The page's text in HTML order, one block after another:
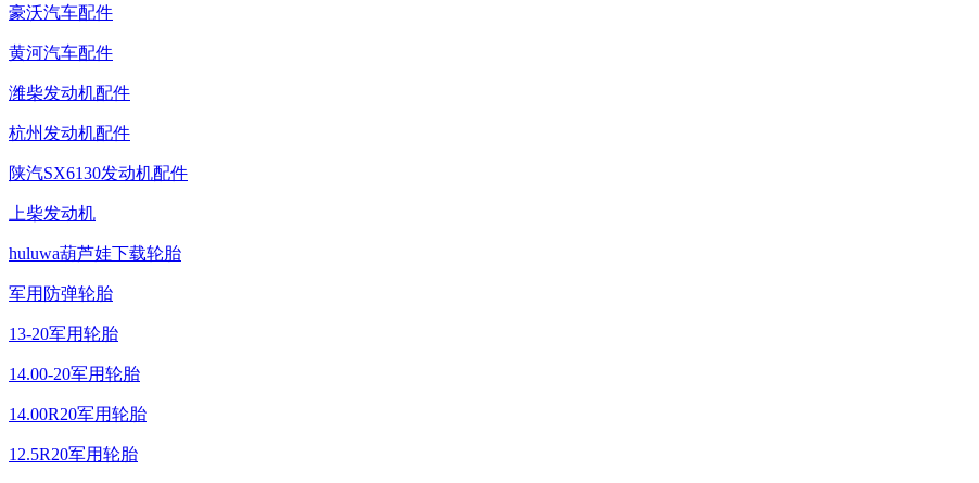
豪沃汽车配件
黄河汽车配件
潍柴发动机配件
杭州发动机配件
陕汽SX6130发动机配件
上柴发动机
huluwa葫芦娃下载轮胎
军用防弹轮胎
13-20军用轮胎
14.00-20军用轮胎
14.00R20军用轮胎
12.5R20军用轮胎